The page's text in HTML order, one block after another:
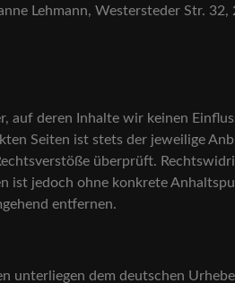
Lehmann, Westersteder Str.
deren Inhalte wir keinen
Seiten ist stets der jeweilige
überprüft.
jedoch ohne konkrete
entfernen.
unterliegen dem deutschen